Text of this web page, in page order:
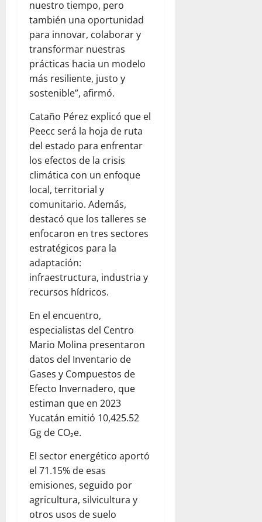
nuestro tiempo, pero
también una oportunidad
para innovar, colaborar y
transformar nuestras
prácticas hacia un modelo
más resiliente, justo y
sostenible”, afirmó.
Cataño Pérez explicó que el
Peecc será la hoja de ruta
del estado para enfrentar
los efectos de la crisis
climática con un enfoque
local, territorial y
comunitario. Además,
destacó que los talleres se
enfocaron en tres sectores
estratégicos para la
adaptación:
infraestructura, industria y
recursos hídricos.
En el encuentro,
especialistas del Centro
Mario Molina presentaron
datos del Inventario de
Gases y Compuestos de
Efecto Invernadero, que
estiman que en 2023
Yucatán emitió 10,425.52
Gg de CO₂e.
El sector energético aportó
el 71.15% de esas
emisiones, seguido por
agricultura, silvicultura y
otros usos de suelo